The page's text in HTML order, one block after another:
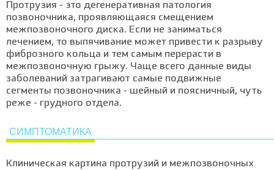
Протрузия - это дегенеративная патология
позвоночника, проявляющаяся смещением
межпозвоночного диска. Если не заниматься
лечением, то выпячивание может привести к разрыву
фиброзного кольца и тем самым перерасти в
межпозвоночную грыжу. Чаще всего данные виды
заболеваний затрагивают самые подвижные
сегменты позвоночника - шейный и поясничный, чуть
реже - грудного отдела.
СИМПТОМАТИКА
Клиническая картина протрузий и межпозвоночных